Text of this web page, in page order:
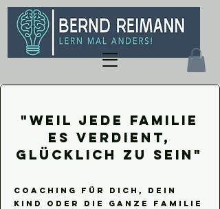
"Weil jede Familie
es verdient,
glücklich zu sein"
Coaching für Dich, dein
Kind oder die ganze Familie